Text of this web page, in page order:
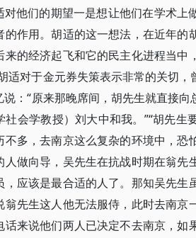
对他们的期望一是想让他们在学术
的作用。胡适的这一想法，在近年
的经济起飞和它的民主化进程当中
适对于金元券失策表示非常的关切
：“原来那晚席间，胡先生就直接
社会学教授）刘大中和我。”“胡先
不多，去南京这么复杂的环境中，
人做向导，吴先生在抗战时期在翁
，应该是最合适的人了。那知吴先
翁先生这人他无法服侍，此时去南
话来说他们两人已决定不去南京，